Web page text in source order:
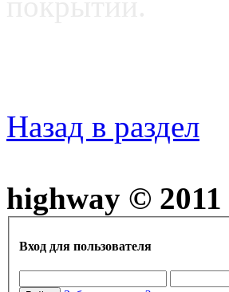
Назад в раздел
highway © 2011
Вход для пользователя